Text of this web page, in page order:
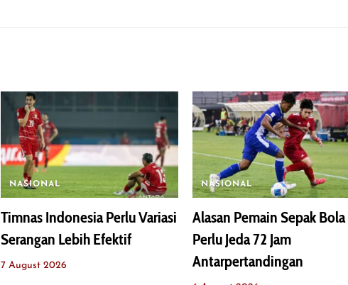
NASIONAL
Timnas Indonesia Perlu Variasi
Serangan Lebih Efektif
7 August 2026
NASIONAL
Alasan Pemain Sepak Bola
Perlu Jeda 72 Jam
Antarpertandingan